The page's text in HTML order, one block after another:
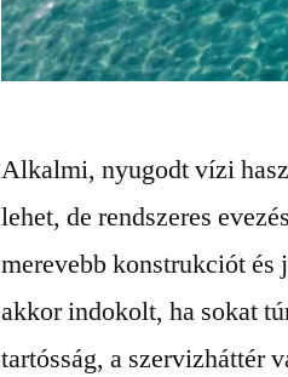
Alkalmi, nyugodt vízi
lehet, de rendszeres
merevebb konstrukciót
akkor indokolt, ha sokat
tartósság, a szervizháttér